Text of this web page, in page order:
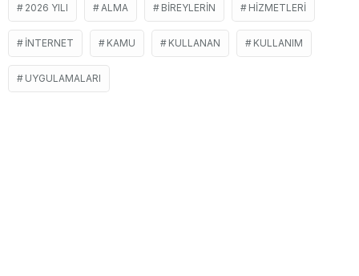
2026 YILI ALMA BIREYLERIN HIZMETLERI
INTERNET KAMU KULLANAN KULLANIM
UYGULAMALARI